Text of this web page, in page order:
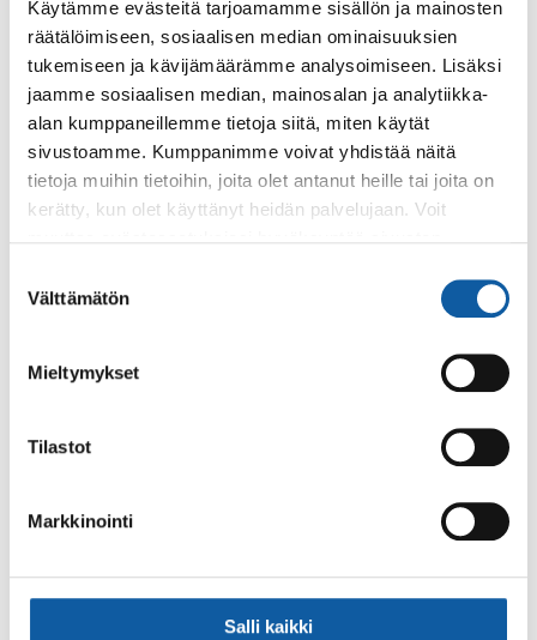
Käytämme evästeitä tarjoamamme sisällön ja mainosten
räätälöimiseen, sosiaalisen median ominaisuuksien
tukemiseen ja kävijämäärämme analysoimiseen. Lisäksi
jaamme sosiaalisen median, mainosalan ja analytiikka-
alan kumppaneillemme tietoja siitä, miten käytät
sivustoamme. Kumppanimme voivat yhdistää näitä
tietoja muihin tietoihin, joita olet antanut heille tai joita on
kerätty, kun olet käyttänyt heidän palvelujaan. Voit
valinta
Välttämätön
Mieltymykset
Tilastot
Markkinointi
Salli kaikki
luokse Paimioon
Tapahtumat 13.6. klo 10:45–15:15
Kesäkulkurit esiintyvät Paimiossa
Läntisen tanssin aluekeskuksen Kesäkulkurit tulevat jälleen
Paimioon!
Maksuttomast tanssit Paltanpuistossa Rami Tapperin
Parvekejumpat viikolla 23
Uutiset 28.4.2026